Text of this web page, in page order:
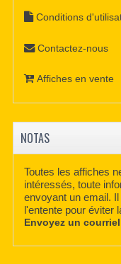
Conditions
Contactez-nous
Affiches en vente
NOTAS
Toutes les affiches
intéressés, toute
envoyant un email.
l'entente pour éviter
Envoyez un courriel